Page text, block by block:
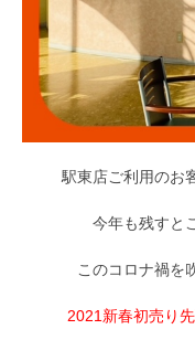
駅東店ご利用のお
今年も残すと
このコロナ禍を
2021新春初売り